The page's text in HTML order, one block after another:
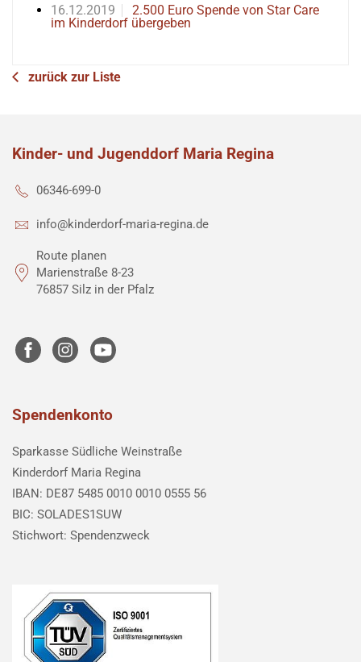
16.12.2019
2.500 Euro Spende von Star Care
im Kinderdorf übergeben
zurück zur Liste
Kinder- und Jugenddorf Maria Regina
06346-699-0
info@kinderdorf-maria-regina.de
Route planen
Marienstraße 8-23
76857 Silz in der Pfalz
Spendenkonto
Sparkasse Südliche Weinstraße
Kinderdorf Maria Regina
IBAN: DE87 5485 0010 0010 0555 56
BIC: SOLADES1SUW
Stichwort: Spendenzweck